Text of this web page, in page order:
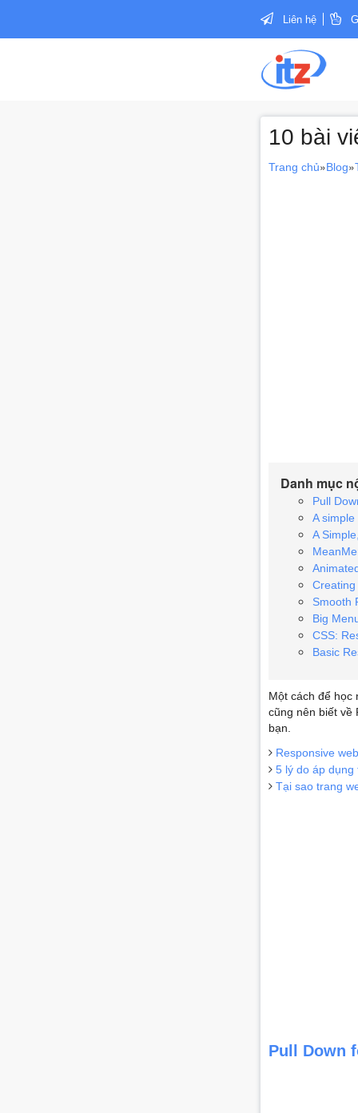
Liên hệ
10 bài
Trang chủ»Blog»
Danh mục
Pull
A
A
Smooth
Big
CSS:
Basic
Một cách để học
cũng nên biết về
bạn.
Responsive
5 lý do áp dụng
Tại sao trang
Pull Down